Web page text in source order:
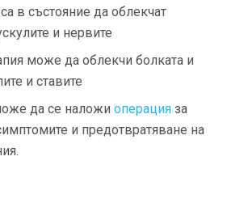
в състояние да облекчат
и нервите
може да облекчи болката и
и ставите
да се наложи операция за
и предотвратяване на